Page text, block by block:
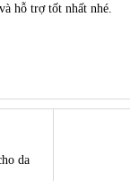
hỗ trợ tốt nhất nhé.
da